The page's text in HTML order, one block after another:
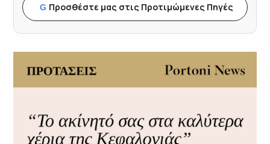
G Προσθέστε μας στις Προτιμώμενες Πηγές